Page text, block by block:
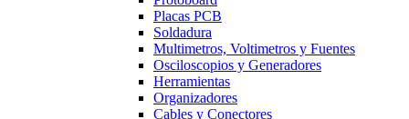
Placas PCB
Soldadura
Multimetros, Voltimetros y Fuentes
Osciloscopios y Generadores
Herramientas
Organizadores
Cables y Conectores